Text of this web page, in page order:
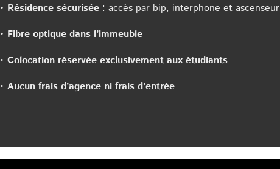
• Résidence sécurisée : accès par bip, interphone et ascenseur
• Fibre optique dans l’immeuble
•Colocation réservée exclusivement aux étudiants
•Aucun frais d’agence ni frais d’entrée